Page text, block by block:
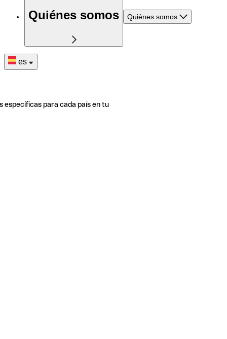
Quiénes somos Quiénes somos
es
específicas para cada país en tu